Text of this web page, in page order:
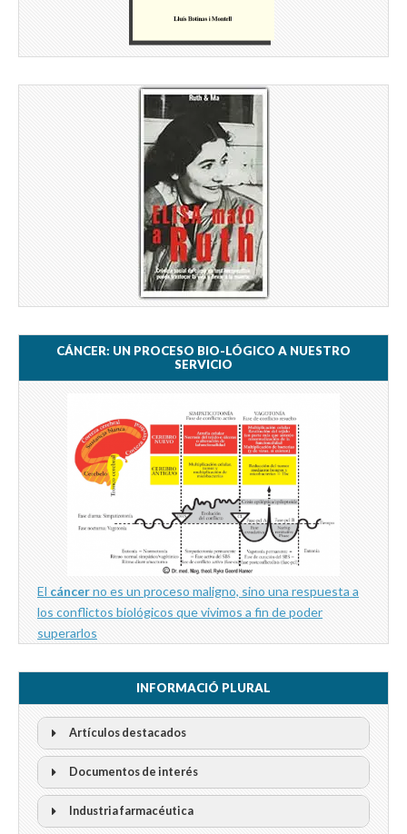
CÁNCER: UN PROCESO BIO-LÓGICO A NUESTRO
SERVICIO
El cáncerno es un proceso maligno, sino una respuesta a
los conflictos biológicos que vivimos a fin de poder
superarlos
INFORMACIÓ PLURAL
Artículos destacados
Documentos de interés
Industria farmacéutica